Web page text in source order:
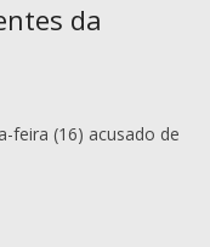
da
feira (16) acusado de